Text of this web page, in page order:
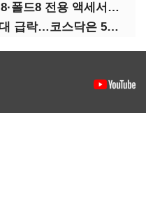
엑스플러스, 갤럭시 Z 플립8·폴드8 전용 액세서리 출시
코스피, 반도체 쇼크에 4%대 급락…코스닥은 5거래일째 상승